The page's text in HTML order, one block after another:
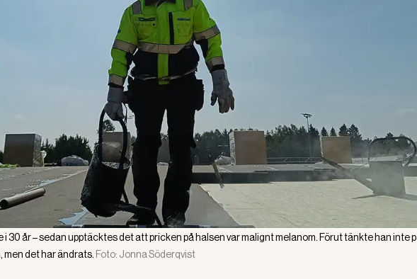
i 30 år – sedan upptäcktes det att pricken på halsen var malignt melanom. Förut tänkte han inte
det har ändrats. Foto: Jonna Söderqvist